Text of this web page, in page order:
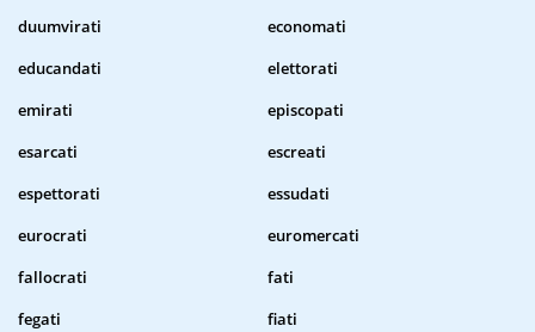
duumvirati
economati
educandati
elettorati
emirati
episcopati
esarcati
escreati
espettorati
essudati
eurocrati
euromercati
fallocrati
fati
fegati
fiati